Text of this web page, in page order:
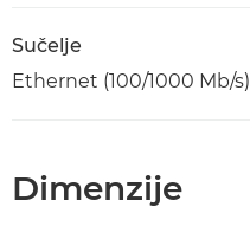
Sučelje
Ethernet (100/1000 Mb/s)
Dimenzije